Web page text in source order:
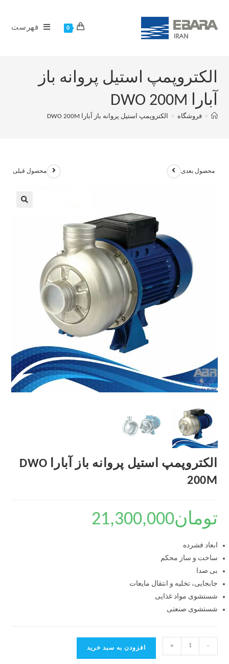
0 فهرست
الکتروپمپ استیل پروانه باز
آبارا DWO 200M
> فروشگاه > الکتروپمپ استیل پروانه باز آبارا DWO 200M
محصول قبلی محصول بعدی
الکتروپمپ استیل پروانه باز آبارا DWO
200M
تومان21,300,000
ابعاد فشرده
ساخت و ساز محکم
بی صدا
جابجایی، تخلیه و انتقال مایعات
شستشوی مواد غذایی
شستشوی صنعتی
-
+ افزودن به سبد خرید